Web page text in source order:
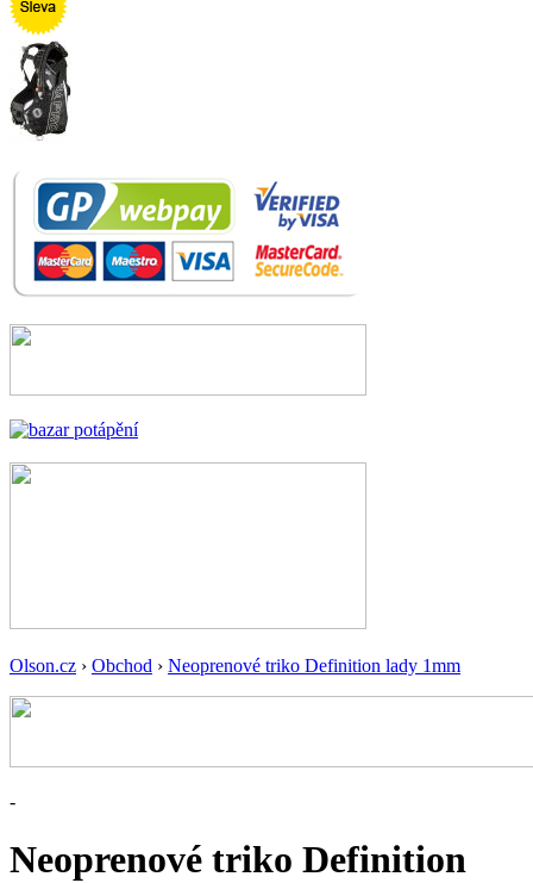
Olson.cz › Obchod › Neoprenové triko Definition lady 1mm
-
Neoprenové triko Definition